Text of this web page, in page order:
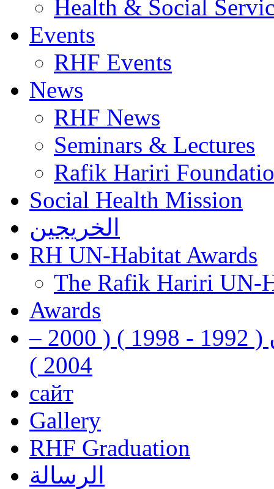
Health & Social
Events
RHF Events
News
RHF News
Seminars & Lectures
Rafik Hariri
Social Health Mission
الخريجين
RH UN-Habitat Awards
The Rafik Hariri UN-
Awards
رفيق الحريري رئيس وزراء لبنان ( 1992 - 1998 ) ( 2000 –
2004 )
сайт
Gallery
RHF Graduation
الرسالة